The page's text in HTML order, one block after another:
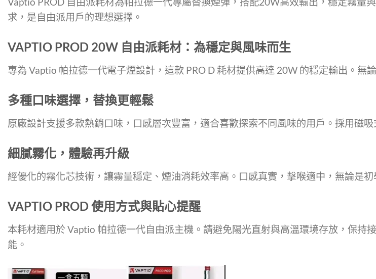
求，是自由派用戶的理想選擇。
VAPTIO PROD 20W 自由派耗材：為穩定與風味而生
專為 Vaptio 帕拉德一代電子煙設計，這款 PRO D 耗材提供高達 20W 的穩定輸出。無
多種口味選擇，替換更輕鬆
原廠設計支援多款熱銷口味，口感層次豐富，適合喜歡探索不同風味的用戶。採用磁
細膩霧化，體驗再升級
經優化的霧化芯技術，讓霧量穩定、煙油消耗效率高。口感真實，擊喉適中，無論是
VAPTIO PROD 使用方式與貼心提醒
本耗材適用於 Vaptio 帕拉德一代自由派主機。請避免陽光直射與高溫環境存放，保
能。